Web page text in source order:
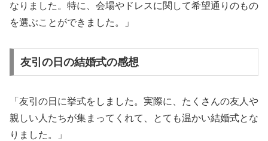
なりました。特に、会場やドレスに関して希望通りのもの
を選ぶことができました。」
友引の日の結婚式の感想
「友引の日に挙式をしました。実際に、たくさんの友人や
親しい人たちが集まってくれて、とても温かい結婚式とな
りました。」